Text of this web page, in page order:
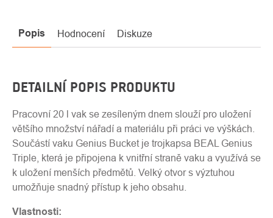
Popis Hodnocení Diskuze
DETAILNÍ POPIS PRODUKTU
Pracovní 20 l vak se zesíleným dnem slouží pro uložení
většího množství nářadí a materiálu při práci ve výškách.
Součástí vaku Genius Bucket je trojkapsa BEAL Genius
Triple, která je připojena k vnitřní straně vaku a využívá se
k uložení menších předmětů. Velký otvor s výztuhou
umožňuje snadný přístup k jeho obsahu.
Vlastnosti: